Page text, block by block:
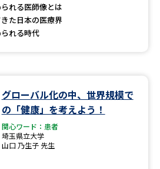
大学入学共通テスト「受験案
内」の請求
定
れる医師像とは
た日本の医療界
れる時代
グローバル化の中、世界規模で
の「健康」を考えよう！
関心ワード：患者
埼玉県立大学
山口 乃生子 先生